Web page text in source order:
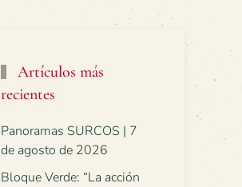
Artículos más
recientes
Panoramas SURCOS | 7
de agosto de 2026
Bloque Verde: “La acción